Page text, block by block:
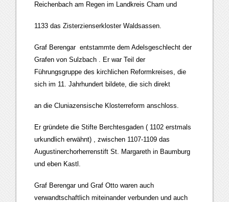
Reichenbach am Regen im Landkreis Cham und
1133 das Zisterzienserkloster Waldsassen.
Graf Berengar entstammte dem Adelsgeschlecht der
Grafen von Sulzbach . Er war Teil der
Führungsgruppe des kirchlichen Reformkreises, die
sich im 11. Jahrhundert bildete, die sich direkt
an die Cluniazensische Klosterreform anschloss.
Er gründete die Stifte Berchtesgaden ( 1102 erstmals
urkundlich erwähnt) , zwischen 1107-1109 das
Augustinerchorherrenstift St. Margareth in Baumburg
und eben Kastl.
Graf Berengar und Graf Otto waren auch
verwandtschaftlich miteinander verbunden und auch